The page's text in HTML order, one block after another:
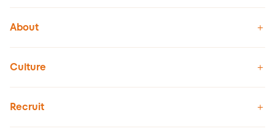
About
Culture
Recruit